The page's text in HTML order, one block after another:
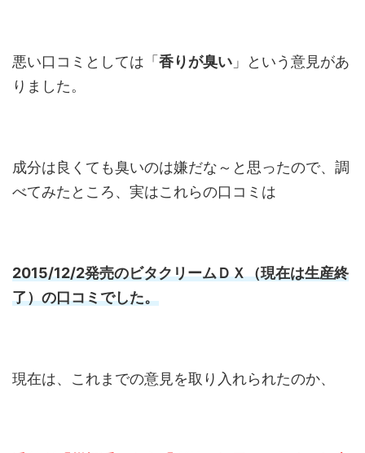
悪い口コミとしては「 香りが臭い 」という意見があ
りました。
成分は良くても臭いのは嫌だな～と思ったので、調
べてみたところ、実はこれらの口コミは
2015/12/2発売のビタクリームＤＸ（現在は生産終
了）の口コミでした。
現在は、これまでの意見を取り入れられたのか、